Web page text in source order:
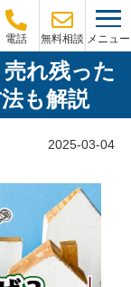
電話 無料相談 メニュー
れ残った
も解説
2025-03-04